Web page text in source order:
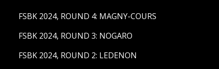
FSBK 2024, ROUND 4: MAGNY-COURS
FSBK 2024, ROUND 3: NOGARO
FSBK 2024, ROUND 2: LEDENON